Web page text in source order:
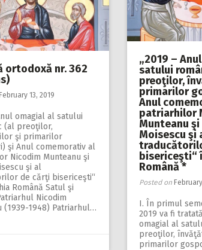
ortodoxă nr. 362
13, 2019
omagial al satului
(al preoţilor,
şi primarilor
şi Anul comemorativ al
Nicodim Munteanu şi
şi al
de cărţi bisericeşti“
Română Satul şi
Nicodim
(1939-1948) Patriarhul…
„2019 –
satului
preoţilor,
primarilor
Anul
patriarhilor
Munteanu
Moisescu şi
bisericeşti“
Română *
Posted on
I. În primul
2019 va fi
omagial al
preoţilor,
primarilor